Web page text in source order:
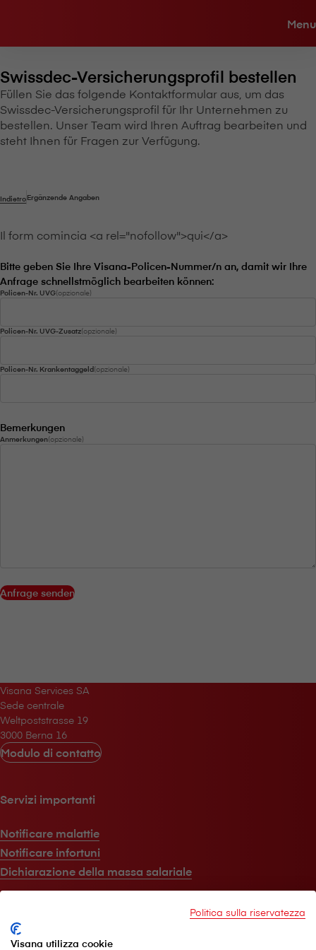
Menu
Swissdec-Versicherungsprofil bestellen
Füllen Sie das folgende Kontaktformular aus, um das
Swissdec-Versicherungsprofil für Ihr Unternehmen zu
bestellen. Unser Team wird Ihren Auftrag bearbeiten und
steht Ihnen für Fragen zur Verfügung.
IndietroErgänzende Angaben
Il form comincia <a rel="nofollow">qui</a>
Bitte geben Sie Ihre V⁠i⁠s⁠a⁠n⁠a-Policen-Nummer/n an, damit wir Ihre
Anfrage schnellstmöglich bearbeiten können:
Policen-Nr. UVG(opzionale)
Policen-Nr. UVG-Zusatz(opzionale)
Policen-Nr. Krankentaggeld(opzionale)
Bemerkungen
Anmerkungen(opzionale)
Anfrage senden
V⁠i⁠s⁠a⁠n⁠a Services SA
Sede centrale
Weltpoststrasse 19
3000 Berna 16
Modulo di contatto
Servizi importanti
Notificare malattie
Notificare infortuni
Dichiarazione della massa salariale
Politica sulla riservatezza
Visana utilizza cookie